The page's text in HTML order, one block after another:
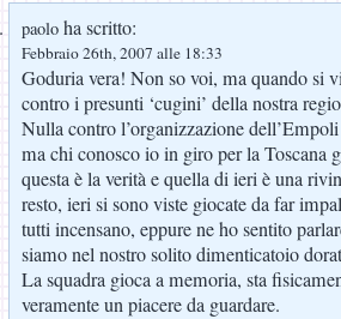
paolo ha scritto:
Febbraio 26th, 2007 alle 18:33
Goduria vera! Non so voi, ma quando si
contro i presunti ‘cugini’ della nostra
Nulla contro l’organizzazione
ma chi conosco io in giro per la Toscana
questa è la verità e quella di ieri è una
resto, ieri si sono viste giocate da far
tutti incensano, eppure ne ho sentito
siamo nel nostro solito dimenticatoio
La squadra gioca a memoria, sta
veramente un piacere da guardare.